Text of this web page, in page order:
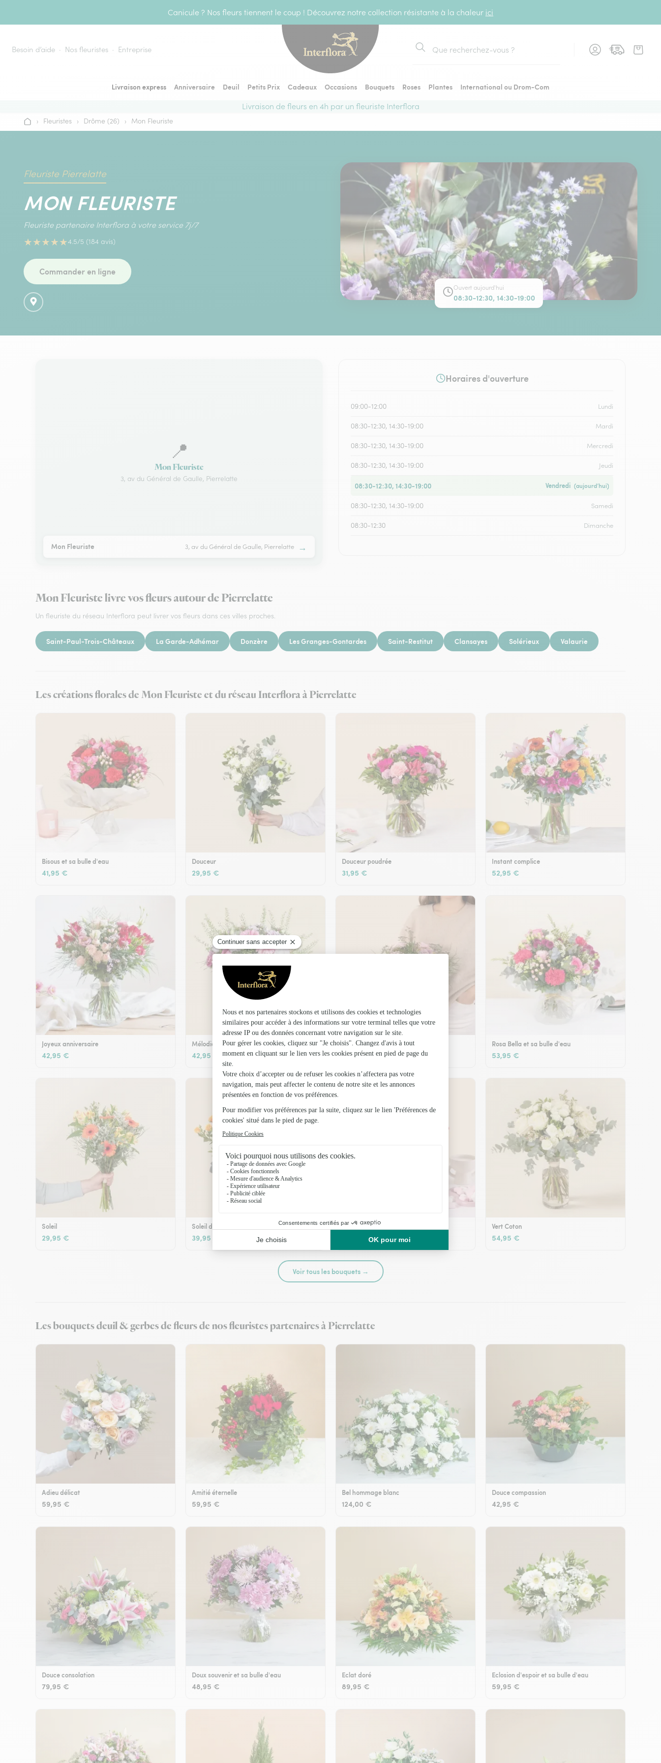
Canicule ? Nos fleurs tiennent le coup ! Découvrez notre collection résistante à la chaleur ici
Besoin d’aide Nos fleuristes Entreprise
Rechercher
Livraison express Anniversaire Deuil Petits Prix Cadeaux Occasions Bouquets Roses Plantes
International ou Drom-Com
Livraison de fleurs en 4h par un fleuriste Interflora
Accueil
› Fleuristes › Drôme (26) › Mon Fleuriste
Fleuriste Pierrelatte
MON FLEURISTE
Fleuriste partenaire Interflora à votre service 7j/7
★★★★★4.5/5 (184 avis)
Commander en ligne
Ouvert aujourd'hui
08:30-12:30, 14:30-19:00
📍
Mon Fleuriste
3, av du Général de Gaulle, Pierrelatte
Mon Fleuriste 3, av du Général de Gaulle, Pierrelatte →
Horaires d'ouverture
09:00-12:00 Lundi
08:30-12:30, 14:30-19:00 Mardi
08:30-12:30, 14:30-19:00 Mercredi
08:30-12:30, 14:30-19:00 Jeudi
08:30-12:30, 14:30-19:00 Vendredi (aujourd’hui)
08:30-12:30, 14:30-19:00 Samedi
08:30-12:30 Dimanche
Mon Fleuriste livre vos fleurs autour de Pierrelatte
Un fleuriste du réseau Interflora peut livrer vos fleurs dans ces villes proches.
Saint-Paul-Trois-Châteaux La Garde-Adhémar Donzère Les Granges-Gontardes Saint-Restitut Clansayes Solérieux Valaurie
Les créations florales de Mon Fleuriste et du réseau Interflora à Pierrelatte
Bisous et sa bulle d'eau
41,95 €
Douceur
29,95 €
Douceur poudrée
31,95 €
Instant complice
52,95 €
Joyeux anniversaire
42,95 €
Mélodie et son vase offert
42,95 €
Plaisir fleuri
36,95 €
Rosa Bella et sa bulle d'eau
53,95 €
Soleil
29,95 €
Soleil d'été
39,95 €
Tutti frutti
44,95 €
Vert Coton
54,95 €
Voir tous les bouquets →
Les bouquets deuil & gerbes de fleurs de nos fleuristes partenaires à Pierrelatte
Adieu délicat
59,95 €
Amitié éternelle
59,95 €
Bel hommage blanc
124,00 €
Douce compassion
42,95 €
Douce consolation
79,95 €
Doux souvenir et sa bulle d'eau
48,95 €
Eclat doré
89,95 €
Eclosion d'espoir et sa bulle d'eau
59,95 €